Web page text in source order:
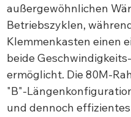
außergewöhnlichen
Betriebszyklen,
Klemmenkasten einen
beide
ermöglicht. Die 80M-
"B"-
und dennoch